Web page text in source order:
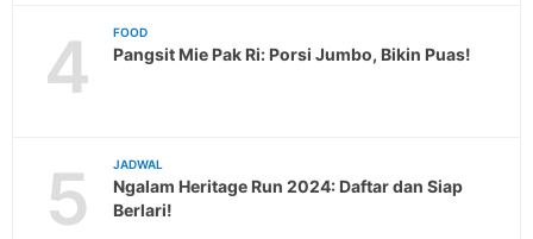
4 FOOD
Pangsit Mie Pak Ri: Porsi Jumbo, Bikin Puas!
5 JADWAL
Ngalam Heritage Run 2024: Daftar dan Siap
Berlari!